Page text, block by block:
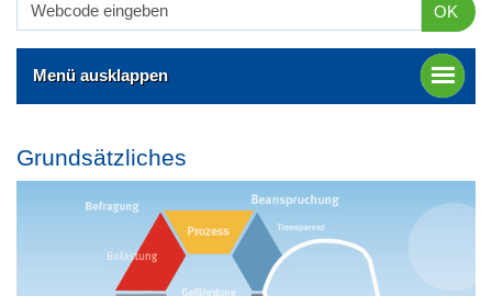
OK
Menü ausklappen
Grundsätzliches